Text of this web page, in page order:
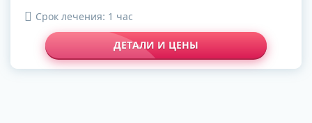
Срок лечения: 1 час
ДЕТАЛИ И ЦЕНЫ